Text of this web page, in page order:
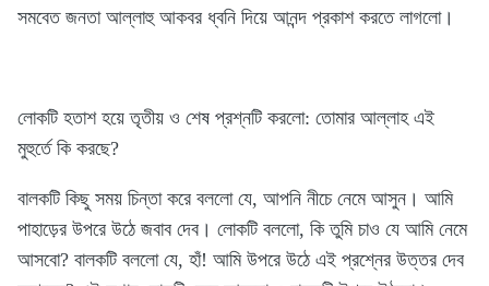
সমবেত জনতা আল্লাহু আকবর ধ্বনি দিয়ে আনন্দ প্রকাশ করতে লাগলো।
লোকটি হতাশ হয়ে তৃতীয় ও শেষ প্রশ্নটি করলো: তোমার আল্লাহ এই
মুহুর্তে কি করছে?
বালকটি কিছু সময় চিন্তা করে বললো যে, আপনি নীচে নেমে আসুন। আমি
পাহাড়ের উপরে উঠে জবাব দেব। লোকটি বললো, কি তুমি চাও যে আমি নেমে
আসবো? বালকটি বললো যে, হাঁ! আমি উপরে উঠে এই প্রশ্নের উত্তর দেব